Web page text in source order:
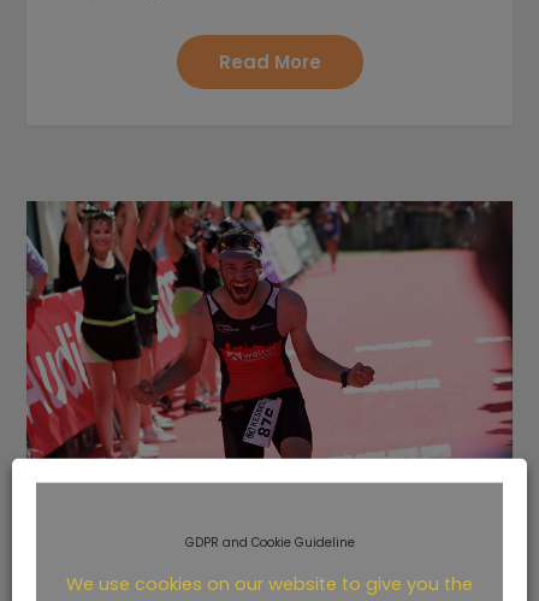
Read More
Ingoldorf 2017
GDPR and Cookie Guideline
We use cookies on our website to give you the